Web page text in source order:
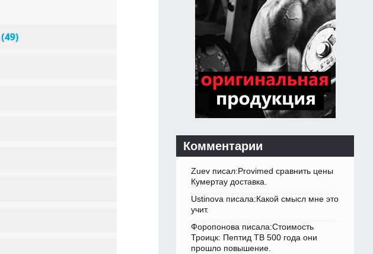
Комментарии
Zuev писал:Provimed сравнить цены
Кумертау доставка.
Ustinova писала:Какой смысл мне это
учит.
Форопонова писала:Стоимость
Троицк: Пептид TB 500 года они
прошло повышение.